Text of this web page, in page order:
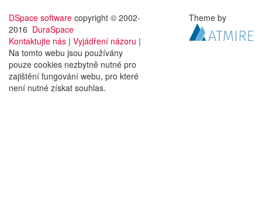
DSpace software copyright © 2002-
2016 DuraSpace
Kontaktujte nás | Vyjádření názoru |
Na tomto webu jsou používány
pouze cookies nezbytně nutné pro
zajištění fungování webu, pro které
není nutné získat souhlas.
Theme by